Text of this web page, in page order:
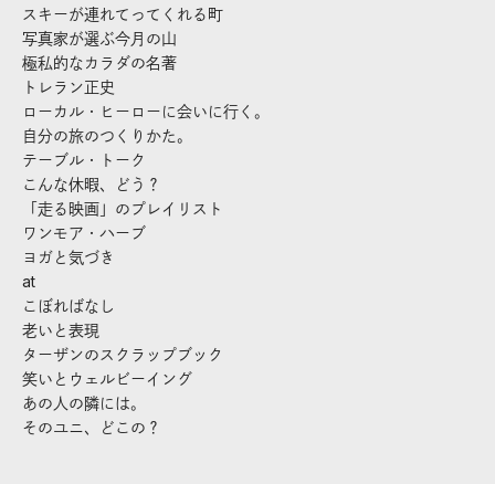
スキーが連れてってくれる町
写真家が選ぶ今月の山
極私的なカラダの名著
トレラン正史
ローカル・ヒーローに会いに行く。
自分の旅のつくりかた。
テーブル・トーク
こんな休暇、どう？
「走る映画」のプレイリスト
ワンモア・ハーブ
ヨガと気づき
at
こぼればなし
老いと表現
ターザンのスクラップブック
笑いとウェルビーイング
あの人の隣には。
そのユニ、どこの？